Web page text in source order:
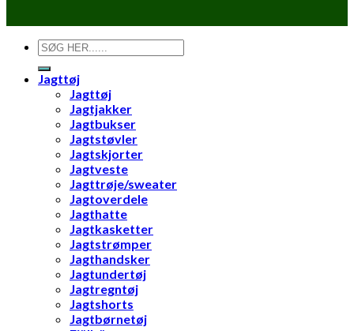
Søg
efter:
Jagttøj
Jagttøj
Jagtjakker
Jagtbukser
Jagtstøvler
Jagtskjorter
Jagtveste
Jagttrøje/sweater
Jagtoverdele
Jagthatte
Jagtkasketter
Jagtstrømper
Jagthandsker
Jagtundertøj
Jagtregntøj
Jagtshorts
Jagtbørnetøj